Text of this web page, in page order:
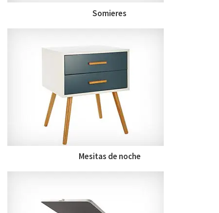
Somieres
Mesitas de noche